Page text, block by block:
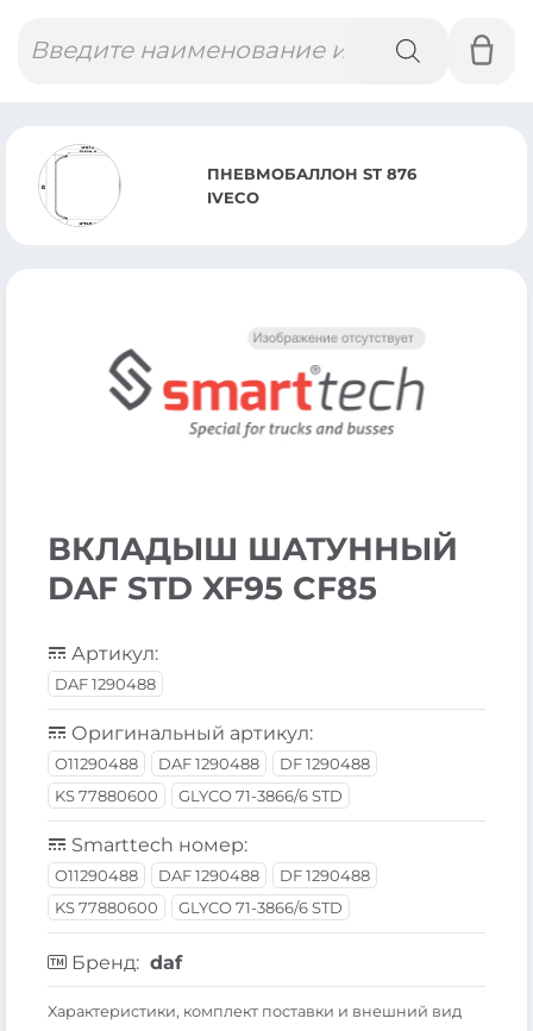
товаров
ПНЕВМОБАЛЛОН ST 876
IVECO
ВКЛАДЫШ ШАТУННЫЙ
DAF STD XF95 CF85
Артикул:
DAF 1290488
Оригинальный артикул:
O11290488 DAF 1290488
DF 1290488
KS 77880600
GLYCO 71-3866/6 STD
Smarttech номер:
O11290488 DAF 1290488
DF 1290488
KS 77880600
GLYCO 71-3866/6 STD
Бренд: daf
Xарактеристики, комплект поставки и внешний вид